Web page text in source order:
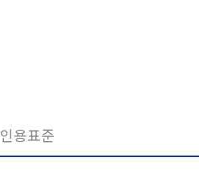
인용표준